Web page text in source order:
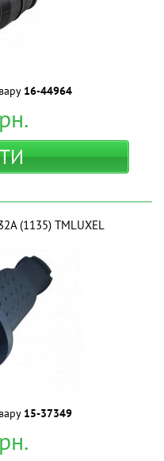
16-44964
(1135) ТМLUXEL
15-37349